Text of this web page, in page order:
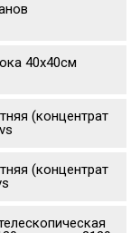
40х40см
(концентрат
(концентрат